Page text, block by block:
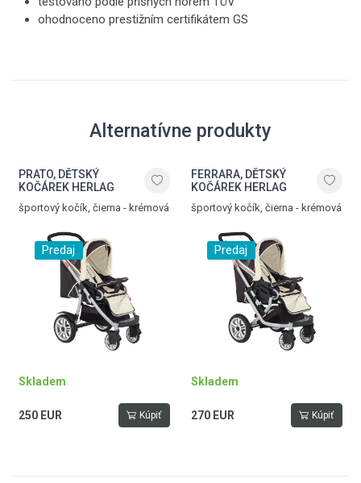
ohodnoceno prestižním certifikátem GS
Alternatívne produkty
PRATO, DĚTSKÝ
KOČÁREK HERLAG
športový kočík, čierna - krémová
Predaj
Skladem
250 EUR Kúpiť
FERRARA, DĚTSKÝ
KOČÁREK HERLAG
športový kočík, čierna - krémová
Predaj
Skladem
270 EUR Kúpiť